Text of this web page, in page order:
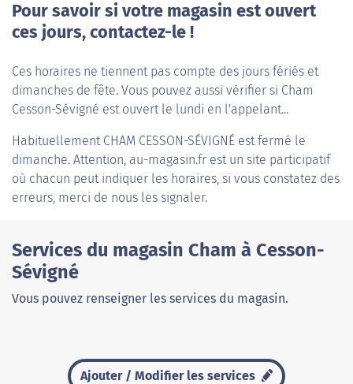
Pour savoir si votre magasin est ouvert
ces jours, contactez-le !
Ces horaires ne tiennent pas compte des jours fériés et
dimanches de fête. Vous pouvez aussi vérifier si Cham
Cesson-Sévigné est ouvert le lundi en l'appelant...
Habituellement CHAM CESSON-SÉVIGNÉ est fermé le
dimanche. Attention, au-magasin.fr est un site participatif
où chacun peut indiquer les horaires, si vous constatez des
erreurs, merci de nous les signaler.
Services du magasin Cham à Cesson-
Sévigné
Vous pouvez renseigner les services du magasin.
Ajouter / Modifier les services